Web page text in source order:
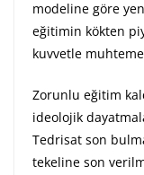
modeline göre
eğitimin kökten
kuvvetle
Zorunlu eğitim
ideolojik
Tedrisat son
tekeline son